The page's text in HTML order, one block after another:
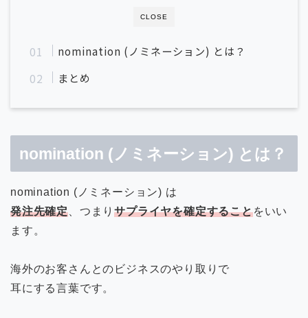
CLOSE
nomination (ノミネーション) とは？
まとめ
nomination (ノミネーション) とは？
nomination (ノミネーション) は
発注先確定 、つまりサプライヤを確定することをいい
ます。
海外のお客さんとのビジネスのやり取りで
耳にする言葉です。